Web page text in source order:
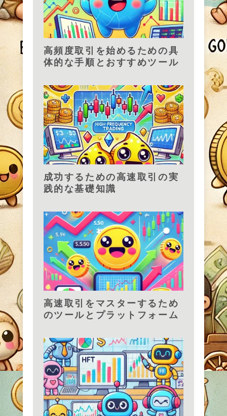
高頻度取引を始めるための具
体的な手順とおすすめツール
成功するための高速取引の実
践的な基礎知識
高速取引をマスターするため
のツールとプラットフォーム